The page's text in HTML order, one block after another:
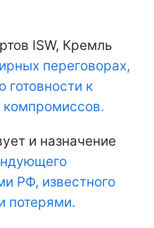
ISW, Кремль
переговорах,
готовности к
компромиссов.
и назначение
РФ, известного
потерями.